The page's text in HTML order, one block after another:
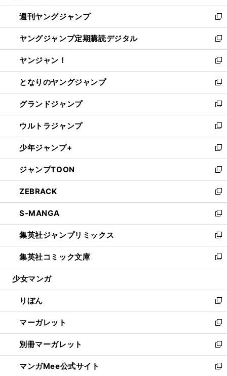
開
く
ウ
で
開
く
ン
ド
ウ
で
開
く
ウ
ィ
ン
ド
ウ
で
開
く
週刊ヤングジャンプ
新
し
い
ウ
ィ
ン
ド
ウ
で
開
く
ヤングジャンプ定期購読デジタル
新
し
い
ウ
ィ
ン
ド
ウ
で
開
く
ヤンジャン！
新
し
い
ウ
ィ
ン
ド
ウ
で
開
く
となりのヤングジャンプ
新
し
い
ウ
ィ
ン
ド
ウ
で
開
く
グランドジャンプ
新
し
い
ウ
ィ
ン
ド
ウ
で
開
く
ウルトラジャンプ
新
し
い
ウ
ィ
ン
ド
ウ
で
開
く
少年ジャンプ+
新
し
い
ウ
ィ
ン
ド
ウ
で
開
く
ジャンプTOON
新
し
い
ウ
ィ
ン
ド
ウ
で
開
ZEBRACK
新
し
い
ウ
ィ
ン
ド
ウ
開
く
S-MANGA
新
し
い
ウ
ィ
ン
ウ
で
開
く
集英社ジャンプリミックス
新
し
い
ウ
ン
ド
ウ
で
開
く
集英社コミック文庫
新
し
ウ
ィ
ン
ド
ウ
で
開
く
少女マンガ
りぼん
新
し
い
ウ
ィ
ン
ド
マーガレット
新
し
い
ウ
ィ
別冊マーガレット
新
し
い
マンガMee公式サイト
新